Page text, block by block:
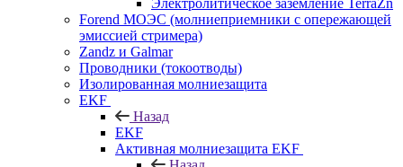
Электролитическое заземление TerraZn
Forend МОЭС (молниеприемники с опережающей
эмиссией стримера)
Zandz и Galmar
Проводники (токоотводы)
Изолированная молниезащита
EKF
Назад
EKF
Активная молниезащита EKF